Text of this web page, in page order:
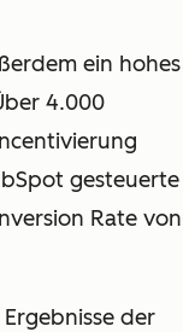
ein hohes
4.000
gesteuerte
Rate von
der